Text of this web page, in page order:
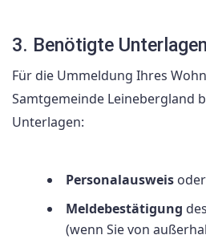
3. Benötigte Unterlagen
Für die Ummeldung Ihres
Samtgemeinde Leinebergland
Unterlagen:
Personalausweis oder
Meldebestätigung
(wenn Sie von